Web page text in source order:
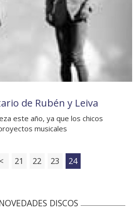
de Rubén y Leiva
este año, ya que los chicos
musicales
< 21 22 23 24
DISCOS